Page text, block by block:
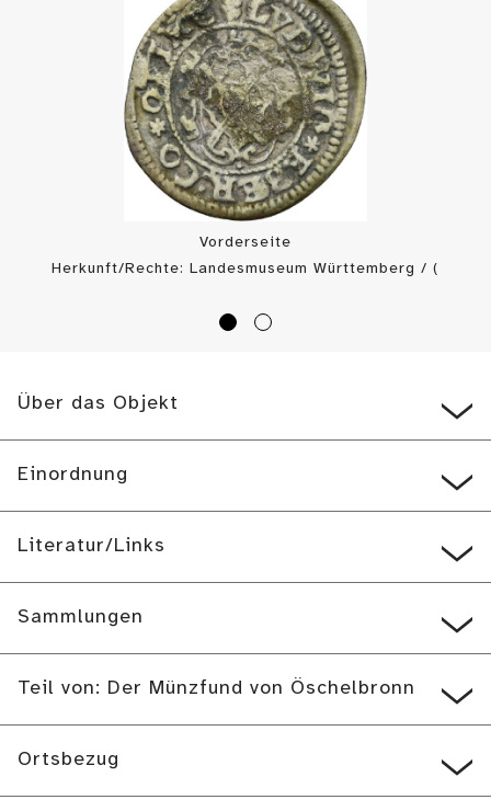
Vorderseite
Herkunft/Rechte: Landesmuseum Württemberg / (
Über das Objekt
Einordnung
Literatur/Links
Sammlungen
Teil von: Der Münzfund von Öschelbronn
Ortsbezug